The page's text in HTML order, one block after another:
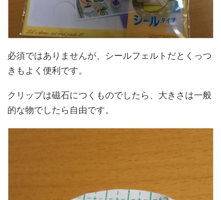
必須ではありませんが、シールフェルトだとくっつ
きもよく便利です。
クリップは磁石につくものでしたら、大きさは一般
的な物でしたら自由です。